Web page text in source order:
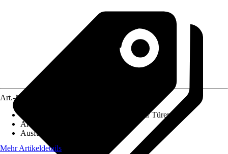
Art.-Nr.
Insektenschutz für Türen
Artikeltyp
Ausführung
Mehr Artikeldetails